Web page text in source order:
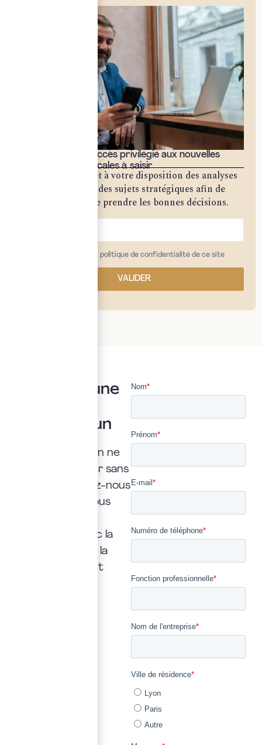
Bénéficiez d'un accès privilégié aux nouvelles
opportunités fiscales à saisir
Notre cabinet met à votre disposition des analyses
approfondies sur des sujets stratégiques afin de
vous permettre de prendre les bonnes décisions.
j'ai lu et j'accepte la politique de confidentialité de ce site
VALIDER
Vous avez une
Posez là à un
Une interrogation ne
doit jamais rester sans
réponse. Confiez-nous
la vôtre : nous vous
rapidement, avec la
transparence et la
précision qui font